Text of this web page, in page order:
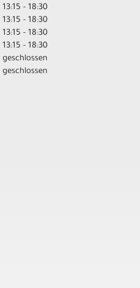
13:15 - 18:30
13:15 - 18:30
13:15 - 18:30
13:15 - 18:30
geschlossen
geschlossen